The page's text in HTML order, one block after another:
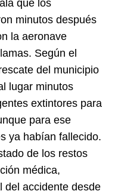
que los
minutos después
la aeronave
Según el
del municipio
lugar minutos
extintores para
para ese
ya habían fallecido.
de los restos
médica,
del accidente desde